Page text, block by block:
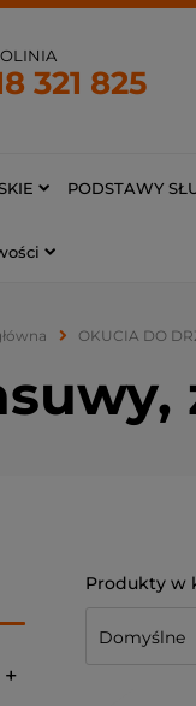
321 825
PODSTAWY
OKUCIA DO